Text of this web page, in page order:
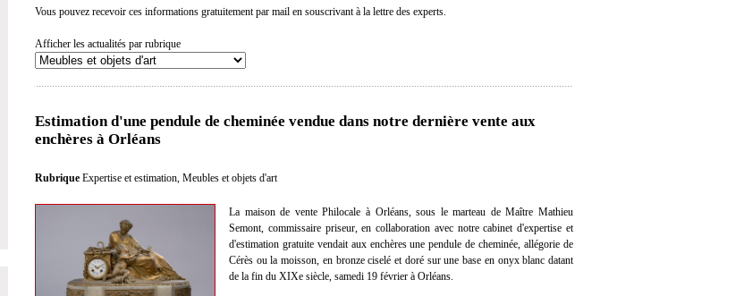
Vous pouvez recevoir ces informations gratuitement par mail en souscrivant à la lettre des experts.
Afficher les actualités par rubrique
Estimation d'une pendule de cheminée vendue dans notre dernière vente aux
enchères à Orléans
Rubrique Expertise et estimation, Meubles et objets d'art
La maison de vente Philocale à Orléans, sous le marteau de Maître Mathieu
Semont, commissaire priseur, en collaboration avec notre cabinet d'expertise et
d'estimation gratuite vendait aux enchères une pendule de cheminée, allégorie de
Cérès ou la moisson, en bronze ciselé et doré sur une base en onyx blanc datant
de la fin du XIXe siècle, samedi 19 février à Orléans.